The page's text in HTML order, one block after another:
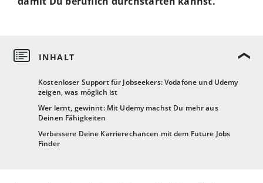
Kostenloser Support für Jobseekers: Vodafone und Udemy
zeigen, was möglich ist
Wer lernt, gewinnt: Mit Udemy machst Du mehr aus
Deinen Fähigkeiten
Verbessere Deine Karrierechancen mit dem Future Jobs
Finder